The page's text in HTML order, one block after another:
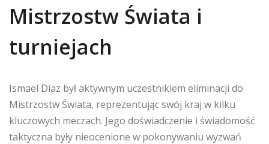
Mistrzostw Świata i
turniejach
Ismael Díaz był aktywnym uczestnikiem eliminacji do
Mistrzostw Świata, reprezentując swój kraj w kilku
kluczowych meczach. Jego doświadczenie i świadomość
taktyczna były nieocenione w pokonywaniu wyzwań